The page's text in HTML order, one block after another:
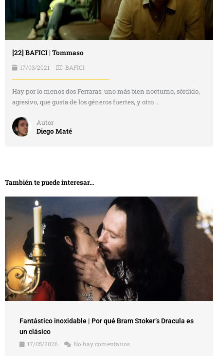
[22] BAFICI | Tommaso
17/03/2021 BAFICI
Hay por lo menos dos Ferraras: uno más bien nocturno, sórdido,
agresivo, que gusta de los géneros fuertes, y otro ...
Autor
Diego Maté
También te puede interesar...
Fantástico inoxidable | Por qué Bram Stoker’s Dracula es
un clásico
17/05/2026
No hay comentarios